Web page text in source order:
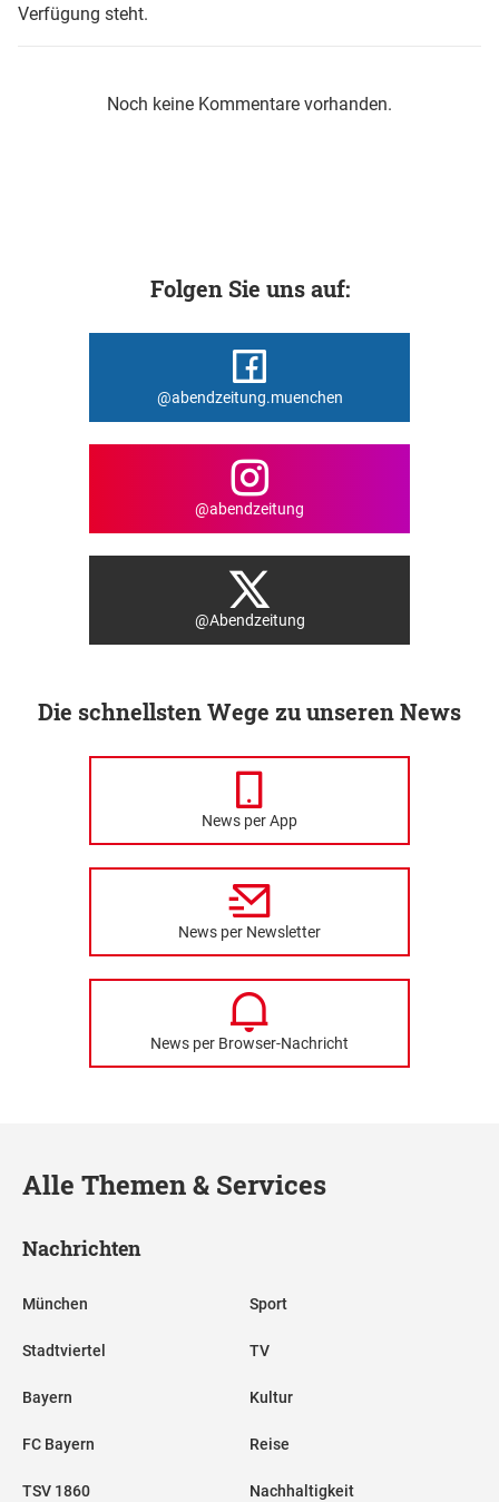
Verfügung steht.
Noch keine Kommentare vorhanden.
Folgen Sie uns auf:
@abendzeitung.muenchen
@abendzeitung
@Abendzeitung
Die schnellsten Wege zu unseren News
News per App
News per Newsletter
News per Browser-Nachricht
Alle Themen & Services
Nachrichten
München
Stadtviertel
Bayern
FC Bayern
TSV 1860
Sport
TV
Kultur
Reise
Nachhaltigkeit